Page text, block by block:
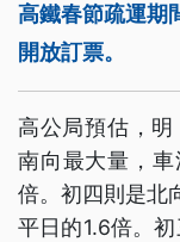
高鐵春節疏運期
開放訂票。
高公局預估，
南向最大量，
倍。初四則是北
平日的1.6倍。